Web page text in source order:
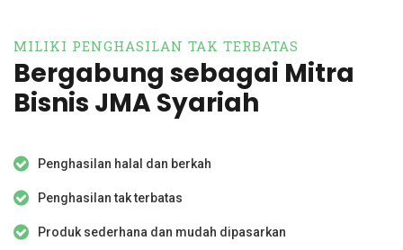
MILIKI PENGHASILAN TAK TERBATAS
Bergabung sebagai Mitra
Bisnis JMA Syariah
Penghasilan halal dan berkah
Penghasilan tak terbatas
Produk sederhana dan mudah dipasarkan